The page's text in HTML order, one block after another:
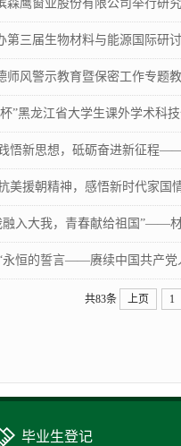
森鹰窗业股份有限公司举行研
第三届生物材料与能源国际研
师风警示教育暨保密工作专题
”黑龙江省大学生课外学术科
悟新思想，砥砺奋进新征程
美援朝精神，感悟新时代家
融入大我，青春献给祖国”——
“永恒的誓言——赓续中国共产
共83条 上页 1
毕业生登记